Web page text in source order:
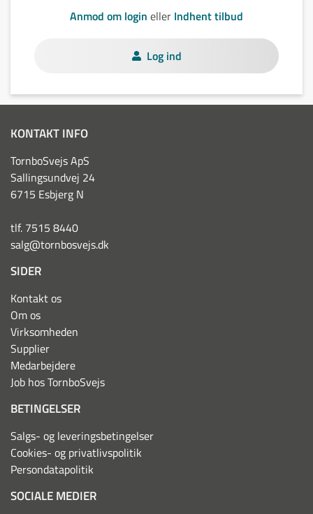
Anmod om login eller Indhent tilbud
Log ind
KONTAKT INFO
TornboSvejs ApS
Sallingsundvej 24
6715 Esbjerg N
tlf. 7515 8440
salg@tornbosvejs.dk
SIDER
Kontakt os
Om os
Virksomheden
Supplier
Medarbejdere
Job hos TornboSvejs
BETINGELSER
Salgs- og leveringsbetingelser
Cookies- og privatlivspolitik
Persondatapolitik
SOCIALE MEDIER